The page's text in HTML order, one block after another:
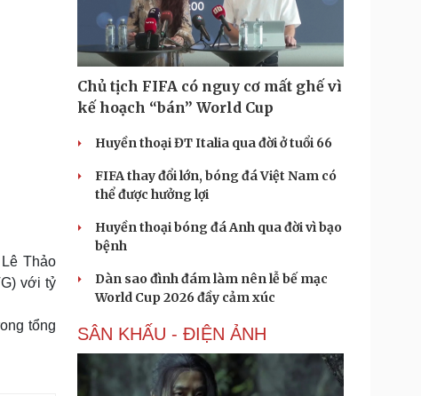
Vì cộng đồng
Tin Công nghệ
Trải nghiệm
Chuyển đổi số
Podcast
Câu chuyện thời sự
Đọc truyện đêm khuya
Kể chuyện cho bé
Hạt giống tâm hồn
Thảo
với tỷ
tổng
Chủ tịch FIFA có nguy cơ mất ghế vì
kế hoạch “bán” World Cup
Huyền thoại ĐT Italia qua đời ở tuổi 66
FIFA thay đổi lớn, bóng đá Việt Nam có
thể được hưởng lợi
Huyền thoại bóng đá Anh qua đời vì bạo
bệnh
Dàn sao đình đám làm nên lễ bế mạc
World Cup 2026 đầy cảm xúc
SÂN KHẤU - ĐIỆN ẢNH